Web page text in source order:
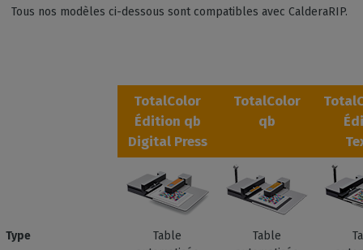
Tous nos modèles ci-dessous sont compatibles avec CalderaRIP.
TotalColor
Édition qb
Digital Press
TotalColor
qb
Type
Table
Table